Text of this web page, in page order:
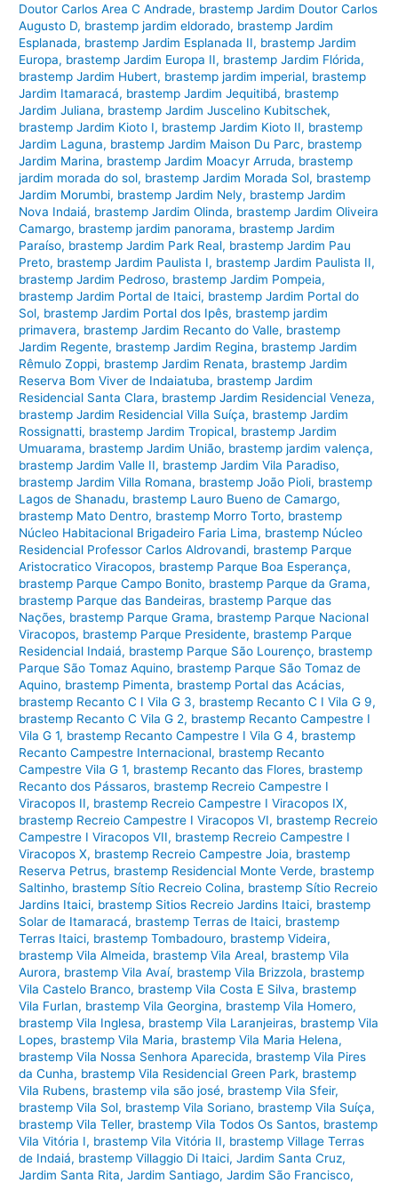
Doutor Carlos Area C Andrade, brastemp Jardim Doutor Carlos
Augusto D, brastemp jardim eldorado, brastemp Jardim
Esplanada, brastemp Jardim Esplanada II, brastemp Jardim
Europa, brastemp Jardim Europa II, brastemp Jardim Flórida,
brastemp Jardim Hubert, brastemp jardim imperial, brastemp
Jardim Itamaracá, brastemp Jardim Jequitibá, brastemp
Jardim Juliana, brastemp Jardim Juscelino Kubitschek,
brastemp Jardim Kioto I, brastemp Jardim Kioto II, brastemp
Jardim Laguna, brastemp Jardim Maison Du Parc, brastemp
Jardim Marina, brastemp Jardim Moacyr Arruda, brastemp
jardim morada do sol, brastemp Jardim Morada Sol, brastemp
Jardim Morumbi, brastemp Jardim Nely, brastemp Jardim
Nova Indaiá, brastemp Jardim Olinda, brastemp Jardim Oliveira
Camargo, brastemp jardim panorama, brastemp Jardim
Paraíso, brastemp Jardim Park Real, brastemp Jardim Pau
Preto, brastemp Jardim Paulista I, brastemp Jardim Paulista II,
brastemp Jardim Pedroso, brastemp Jardim Pompeia,
brastemp Jardim Portal de Itaici, brastemp Jardim Portal do
Sol, brastemp Jardim Portal dos Ipês, brastemp jardim
primavera, brastemp Jardim Recanto do Valle, brastemp
Jardim Regente, brastemp Jardim Regina, brastemp Jardim
Rêmulo Zoppi, brastemp Jardim Renata, brastemp Jardim
Reserva Bom Viver de Indaiatuba, brastemp Jardim
Residencial Santa Clara, brastemp Jardim Residencial Veneza,
brastemp Jardim Residencial Villa Suíça, brastemp Jardim
Rossignatti, brastemp Jardim Tropical, brastemp Jardim
Umuarama, brastemp Jardim União, brastemp jardim valença,
brastemp Jardim Valle II, brastemp Jardim Vila Paradiso,
brastemp Jardim Villa Romana, brastemp João Pioli, brastemp
Lagos de Shanadu, brastemp Lauro Bueno de Camargo,
brastemp Mato Dentro, brastemp Morro Torto, brastemp
Núcleo Habitacional Brigadeiro Faria Lima, brastemp Núcleo
Residencial Professor Carlos Aldrovandi, brastemp Parque
Aristocratico Viracopos, brastemp Parque Boa Esperança,
brastemp Parque Campo Bonito, brastemp Parque da Grama,
brastemp Parque das Bandeiras, brastemp Parque das
Nações, brastemp Parque Grama, brastemp Parque Nacional
Viracopos, brastemp Parque Presidente, brastemp Parque
Residencial Indaiá, brastemp Parque São Lourenço, brastemp
Parque São Tomaz Aquino, brastemp Parque São Tomaz de
Aquino, brastemp Pimenta, brastemp Portal das Acácias,
brastemp Recanto C I Vila G 3, brastemp Recanto C I Vila G 9,
brastemp Recanto C Vila G 2, brastemp Recanto Campestre I
Vila G 1, brastemp Recanto Campestre I Vila G 4, brastemp
Recanto Campestre Internacional, brastemp Recanto
Campestre Vila G 1, brastemp Recanto das Flores, brastemp
Recanto dos Pássaros, brastemp Recreio Campestre I
Viracopos II, brastemp Recreio Campestre I Viracopos IX,
brastemp Recreio Campestre I Viracopos VI, brastemp Recreio
Campestre I Viracopos VII, brastemp Recreio Campestre I
Viracopos X, brastemp Recreio Campestre Joia, brastemp
Reserva Petrus, brastemp Residencial Monte Verde, brastemp
Saltinho, brastemp Sítio Recreio Colina, brastemp Sítio Recreio
Jardins Itaici, brastemp Sitios Recreio Jardins Itaici, brastemp
Solar de Itamaracá, brastemp Terras de Itaici, brastemp
Terras Itaici, brastemp Tombadouro, brastemp Videira,
brastemp Vila Almeida, brastemp Vila Areal, brastemp Vila
Aurora, brastemp Vila Avaí, brastemp Vila Brizzola, brastemp
Vila Castelo Branco, brastemp Vila Costa E Silva, brastemp
Vila Furlan, brastemp Vila Georgina, brastemp Vila Homero,
brastemp Vila Inglesa, brastemp Vila Laranjeiras, brastemp Vila
Lopes, brastemp Vila Maria, brastemp Vila Maria Helena,
brastemp Vila Nossa Senhora Aparecida, brastemp Vila Pires
da Cunha, brastemp Vila Residencial Green Park, brastemp
Vila Rubens, brastemp vila são josé, brastemp Vila Sfeir,
brastemp Vila Sol, brastemp Vila Soriano, brastemp Vila Suíça,
brastemp Vila Teller, brastemp Vila Todos Os Santos, brastemp
Vila Vitória I, brastemp Vila Vitória II, brastemp Village Terras
de Indaiá, brastemp Villaggio Di Itaici,Jardim Santa Cruz,
Jardim Santa Rita,Jardim Santiago,Jardim São Francisco,